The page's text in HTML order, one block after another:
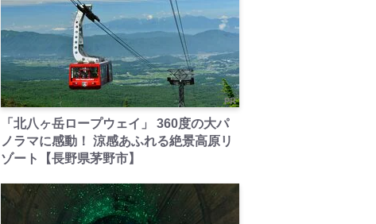
PR
「北八ヶ岳ロープウェイ」 360度の大パ
ノラマに感動！ 涼感あふれる絶景高原リ
ゾート【長野県茅野市】